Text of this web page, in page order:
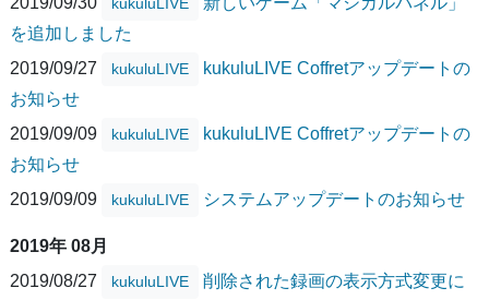
を追加しました
2019/09/27
kukuluLIVE
kukuluLIVE Coffretアップデートの
お知らせ
2019/09/09
kukuluLIVE
kukuluLIVE Coffretアップデートの
お知らせ
2019/09/09
kukuluLIVE システムアップデートのお知らせ
2019年 08月
2019/08/27
kukuluLIVE
削除された録画の表示方式変更に